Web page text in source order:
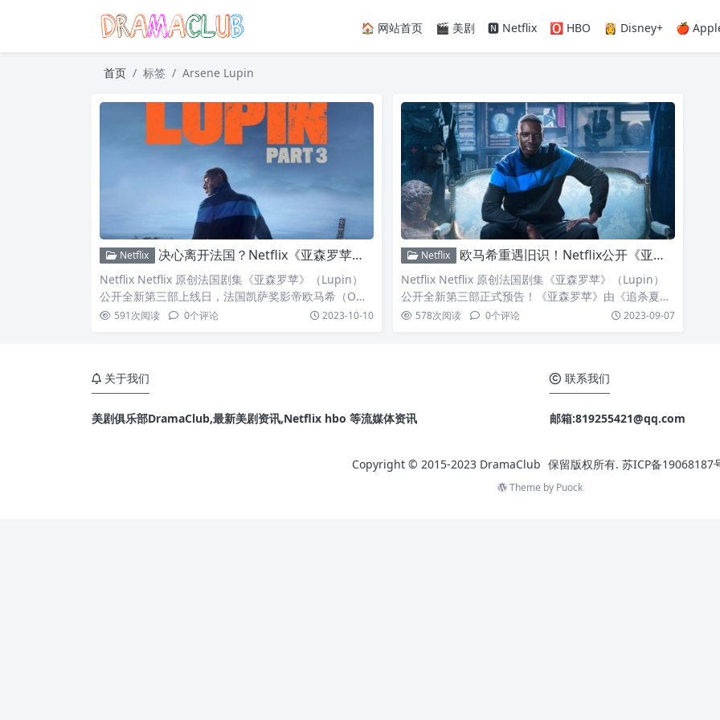
🏠 网站首页 🎬 美剧 🅽 Netflix 🅾️ HBO 👸 Disney+ 🍎
首页 标签 Arsene Lupin
Netflix 决心离开法国？Netflix《亚森罗苹》公开第三部上线日
Netflix Netflix 原创法国剧集《亚森罗苹》（Lupin）
公开全新第三部上线日，法国凯萨奖影帝欧马希（Oma
r Sy）将于 10 月 5 日再度重返观众眼前！Guess whos
591次阅读 0个评论 2023-10-10
Netflix 欧马希重遇旧识！Netflix公开《亚森罗苹》第三部正式预告
Netflix Netflix 原创法国剧集《亚森罗苹》（Lupin）
公开全新第三部正式预告！《亚森罗苹》由《追杀夏
娃》编剧乔治凯（George Kay）和《大麻咖啡馆》法
578次阅读 0个评论 2023-09-07
关于我们
美剧俱乐部DramaClub,最新美剧资讯,Netflix hbo 等流媒体资讯
联系我们
邮箱:819255421@qq.com
Copyright © 2015-2023 DramaClub 保留版权所有. 苏ICP备19068187
Theme by Puock